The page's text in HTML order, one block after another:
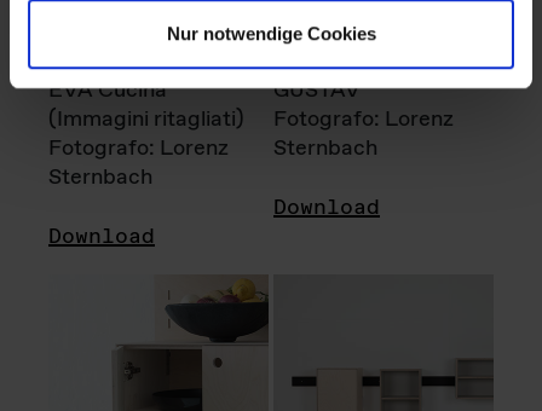
Nur notwendige Cookies
EVA Cucina
(Immagini ritagliati)
Fotografo: Lorenz
Sternbach
Download
GUSTAV
Fotografo: Lorenz
Sternbach
Download